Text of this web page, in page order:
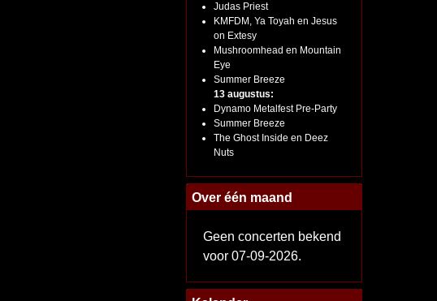
Judas Priest
KMFDM, Ya Toyah en Jesus
on Extesy
Mushroomhead en Mountain
Eye
Summer Breeze
13 augustus:
Dynamo Metalfest Pre-Party
Summer Breeze
The Ghost Inside en Deez
Nuts
Over één maand
Geen concerten bekend
voor 07-09-2026.